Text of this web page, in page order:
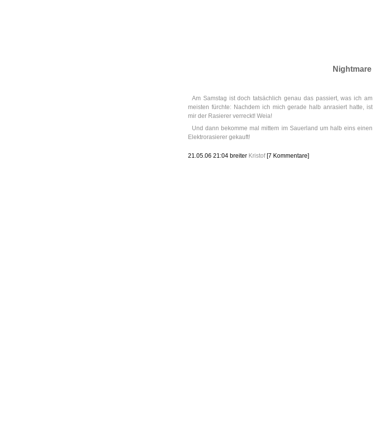
Nightmare
Am Samstag ist doch tatsächlich genau das passiert, was ich am
meisten fürchte: Nachdem ich mich gerade halb anrasiert hatte, ist
mir der Rasierer verreckt! Weia!
Und dann bekomme mal mittem im Sauerland um halb eins einen
Elektrorasierer gekauft!
21.05.06 21:04 breiter Kristof [7 Kommentare]